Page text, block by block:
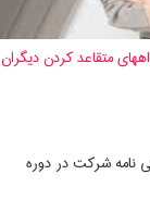
متقاعد کردن دیگران
نامه شرکت در دوره